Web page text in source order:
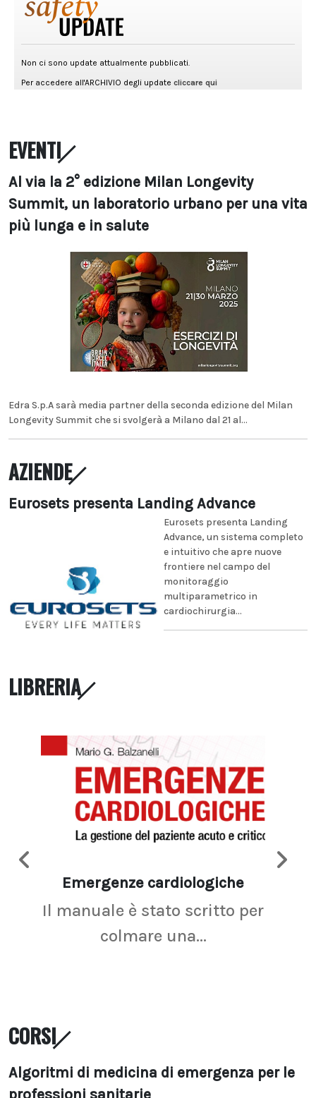
EVENTI
Al via la 2° edizione Milan Longevity
Summit, un laboratorio urbano per una vita
più lunga e in salute
Edra S.p.A sarà media partner della seconda edizione del Milan
Longevity Summit che si svolgerà a Milano dal 21 al...
AZIENDE
Eurosets presenta Landing Advance
Eurosets presenta Landing
Advance, un sistema completo
e intuitivo che apre nuove
frontiere nel campo del
monitoraggio
multiparametrico in
cardiochirurgia...
LIBRERIA
Emergenze cardiologiche
Il manuale è stato scritto per
colmare una...
CORSI
Algoritmi di medicina di emergenza per le
professioni sanitarie